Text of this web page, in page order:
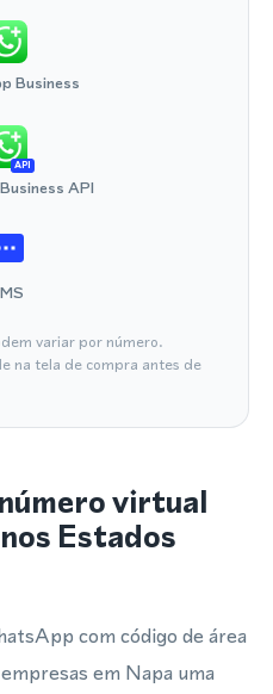
Business
API
API
variar por número.
na tela de compra antes de
virtual
Estados
com código de área
em Napa uma